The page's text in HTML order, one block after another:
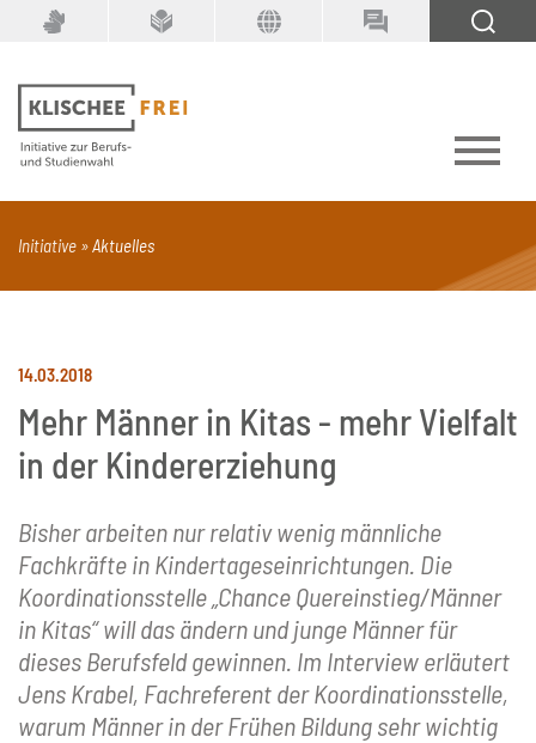
Suchbegriff
PDF Seite mit Video Alle Dokumenttypen
Initiative Aktuelles
14.03.2018
Mehr Männer in Kitas - mehr Vielfalt
in der Kindererziehung
Bisher arbeiten nur relativ wenig männliche
Fachkräfte in Kindertageseinrichtungen. Die
Koordinationsstelle „Chance Quereinstieg/Männer
in Kitas“ will das ändern und junge Männer für
dieses Berufsfeld gewinnen. Im Interview erläutert
Jens Krabel, Fachreferent der Koordinationsstelle,
warum Männer in der Frühen Bildung sehr wichtig